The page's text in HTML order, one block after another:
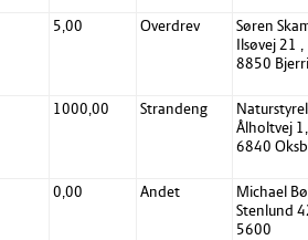
5,00 Overdrev
Søren
Ilsøvej 21 ,
8850
1000,00 Strandeng
Ålholtvej 1,
6840
0,00 Andet
Michael
Stenlund
5600